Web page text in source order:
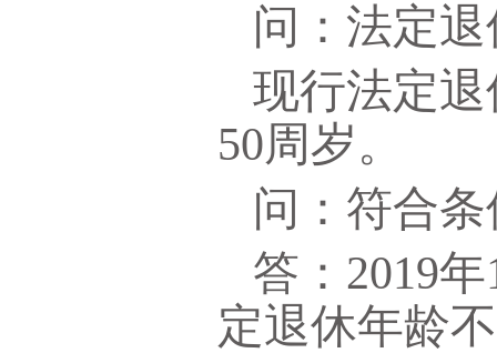
问：法定
现行法定
50周岁。
问：符合
答：2019
定退休年龄